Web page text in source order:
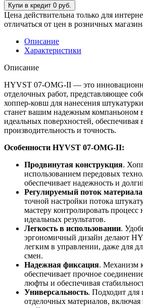
Цена действительна только для
отличаться от цен в розничных
Описание
Характеристики
Описание
HYVST 07-OMG-II — это
отделочных работ, представляющее
хоппер-ковш для нанесения
станет вашим надежным компаньоном
идеальных поверхностей,
производительность и точность.
Особенности HYVST 07-OMG-II:
Продвинутая конструкция.
использованием передовых
обеспечивает надежность и
Регулируемый поток материала
точной настройки потока
мастеру контролировать процесс
идеальных результатов.
Легкость в использовании.
эргономичный дизайн делают
легким в управлении, даже для
смен.
Надежная фиксация. Механизм
обеспечивает прочное
люфты и обеспечивая
Универсальность. Подходит для
отделочных материалов, включая